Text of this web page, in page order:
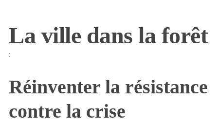
La ville dans la forêt
:
Réinventer la résistance
contre la crise